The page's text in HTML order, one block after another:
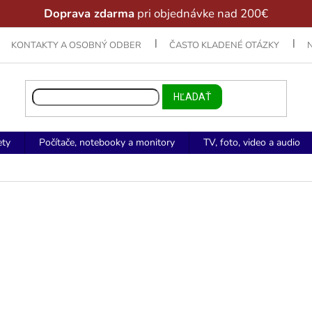
Doprava zdarma pri objednávke nad 200€
KONTAKTY A OSOBNÝ ODBER ČASTO KLADENÉ OTÁZKY
HĽADAŤ
Počítače, notebooky a monitory TV, foto, video a audio